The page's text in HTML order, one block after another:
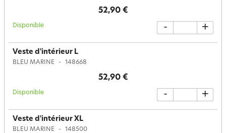
52,90 €
Disponible - +
Veste d'intérieur L
BLEU MARINE 148668
52,90 €
Disponible - +
Veste d'intérieur XL
BLEU MARINE 148500